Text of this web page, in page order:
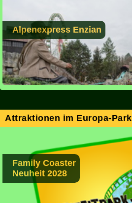
Alpenexpress Enzian
Attraktionen im Europa-Park
Family Coaster
Neuheit 2028